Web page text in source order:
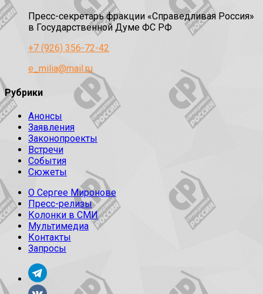
Пресс-секретарь фракции «Справедливая Россия»
в Государственной Думе ФС РФ
+7 (926) 356-72-42
e_milia@mail.ru
Рубрики
Анонсы
Заявления
Законопроекты
Встречи
События
Сюжеты
О Сергее Миронове
Пресс-релизы
Колонки в СМИ
Мультимедиа
Контакты
Запросы